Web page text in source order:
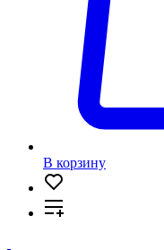
В корзину